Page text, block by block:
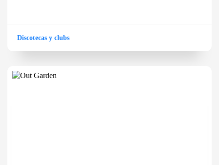
Discotecas y clubs